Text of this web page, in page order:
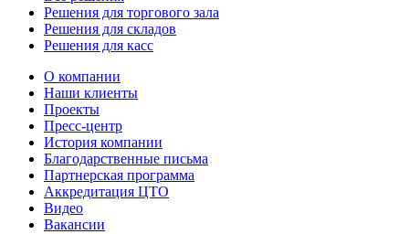
Решения для торгового зала
Решения для складов
Решения для касс
О компании
Наши клиенты
Проекты
Пресс-центр
История компании
Благодарственные письма
Партнерская программа
Аккредитация ЦТО
Видео
Вакансии